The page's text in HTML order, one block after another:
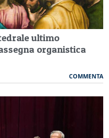
ultimo
organistica
COMMENTA